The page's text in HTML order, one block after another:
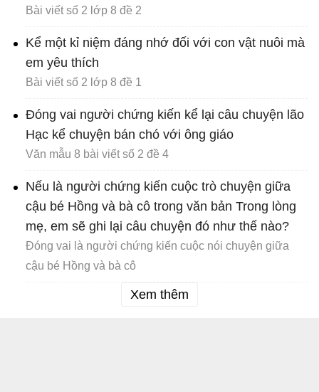
Bài viết số 2 lớp 8 đề 2
Kể một kỉ niệm đáng nhớ đối với con vật nuôi mà
em yêu thích
Bài viết số 2 lớp 8 đề 1
Đóng vai người chứng kiến kể lại câu chuyện lão
Hạc kể chuyện bán chó với ông giáo
Văn mẫu 8 bài viết số 2 đề 4
Nếu là người chứng kiến cuộc trò chuyện giữa
cậu bé Hồng và bà cô trong văn bản Trong lòng
mẹ, em sẽ ghi lại câu chuyện đó như thế nào?
Đóng vai là người chứng kiến cuộc nói chuyện giữa
cậu bé Hồng và bà cô
Xem thêm